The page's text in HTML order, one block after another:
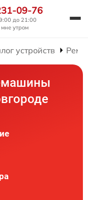
09-76
до 21:00
мне утром
устройств